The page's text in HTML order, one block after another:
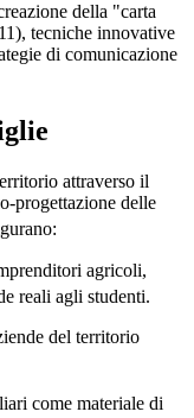
della "carta
tecniche innovative
di comunicazione
attraverso il
progettazione delle
:
agricoli,
reali agli studenti.
del territorio
come materiale di